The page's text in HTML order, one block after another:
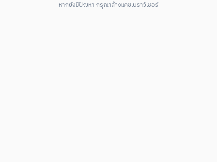
หากยังมีปัญหา กรุณาล้างแคชเบราว์เซอร์